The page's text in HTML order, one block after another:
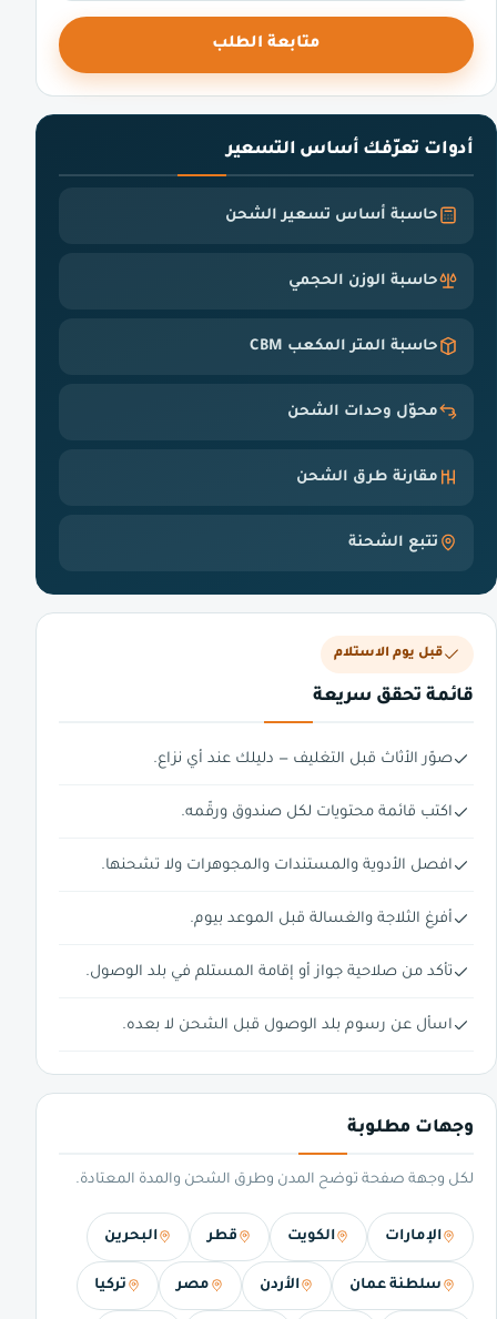
متابعة الطلب
أدوات تعرّفك أساس التسعير
حاسبة أساس تسعير الشحن
حاسبة الوزن الحجمي
حاسبة المتر المكعب CBM
محوّل وحدات الشحن
مقارنة طرق الشحن
تتبع الشحنة
قبل يوم الاستلام
قائمة تحقق سريعة
صوّر الأثاث قبل التغليف — دليلك عند أي نزاع.
اكتب قائمة محتويات لكل صندوق ورقّمه.
افصل الأدوية والمستندات والمجوهرات ولا تشحنها.
أفرغ الثلاجة والغسالة قبل الموعد بيوم.
تأكد من صلاحية جواز أو إقامة المستلم في بلد الوصول.
اسأل عن رسوم بلد الوصول قبل الشحن لا بعده.
وجهات مطلوبة
لكل وجهة صفحة توضح المدن وطرق الشحن والمدة المعتادة.
الإمارات الكويت قطر البحرين
سلطنة عمان الأردن مصر تركيا